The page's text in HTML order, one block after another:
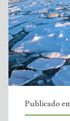
Publicado